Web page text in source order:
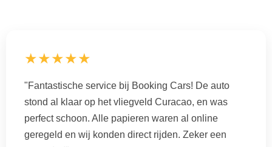
★★★★★
"Fantastische service bij Booking Cars! De auto
stond al klaar op het vliegveld Curacao, en was
perfect schoon. Alle papieren waren al online
geregeld en wij konden direct rijden. Zeker een